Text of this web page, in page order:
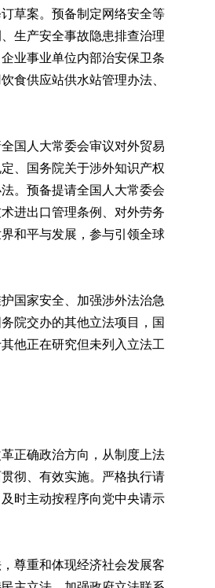
草案。预备制定网络安全等
生产安全事故隐患排查治理
业事业单位内部治安保卫条
食供应站供水站管理办法、
国人大常委会审议对外贸易
、国务院关于涉外知识产权
。预备提请全国人大常委会
进出口管理条例、对外劳务
和平与发展，参与引领全球
国家安全、加强涉外法治急
院交办的其他立法项目，国
他正在研究但未列入立法工
正确政治方向，从制度上法
彻、有效实施。严格执行请
时主动按程序向党中央请示
尊重和体现经济社会发展客